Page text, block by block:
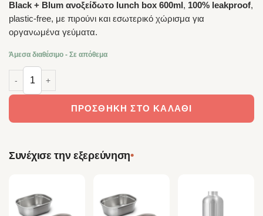
Black + Blum ανοξείδωτο lunch box 600ml , 100% leakproof,
plastic-free, με πιρούνι και εσωτερικό χώρισμα για
οργανωμένα γεύματα.
Άμεσα διαθέσιμο - Σε απόθεμα
Black + Blum Ανοξείδωτο Lunch Box Compact 600ml με Πιρούνι
ΠΡΟΣΘΉΚΗ ΣΤΟ ΚΑΛΆΘΙ
Συνέχισε την εξερεύνηση•